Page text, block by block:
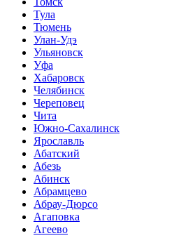
Тула
Тюмень
Улан-Удэ
Ульяновск
Уфа
Хабаровск
Челябинск
Череповец
Чита
Южно-Сахалинск
Ярославль
Абатский
Абезь
Абинск
Абрамцево
Абрау-Дюрсо
Агаповка
Агеево